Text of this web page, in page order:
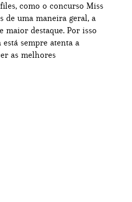
como o concurso Miss
de uma maneira geral, a
maior destaque. Por isso
sempre atenta a
as melhores